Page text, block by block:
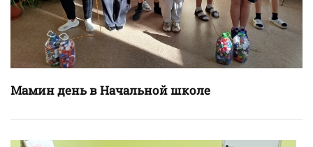
Мамин день в Начальной школе